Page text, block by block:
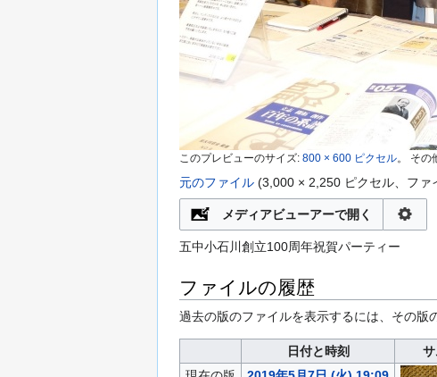
このプレビューのサイズ: 800 × 600 ピクセル。 その
元のファイル (3,000 × 2,250 ピクセル、ファ
メディアビューアーで開く
五中小石川創立100周年祝賀パーティー
ファイルの履歴
過去の版のファイルを表示するには、その版
日付と時刻